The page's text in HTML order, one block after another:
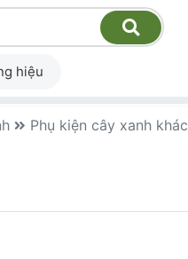
hiệu
Phụ kiện cây xanh khác